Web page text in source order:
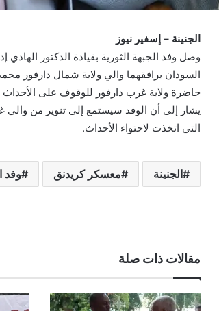
الجنينة – إسفير نيوز
وصل وفد الجبهة الثورية بقيادة الدكتور
السودان يرافقهما والي ولاية شمال دارفور
حاضرة ولاية غرب دارفور للوقوف على الأحداث
يشار إلى أن الوفد سيستمع إلى تنوير من والي
التي اتخذت لاحتواء الأحداث.
الجنينة معسكر كريدنق وفد
مقالات ذات صلة